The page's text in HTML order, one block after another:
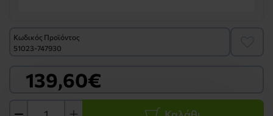
Κωδικός Προϊόντος
51023-747930
139,60€